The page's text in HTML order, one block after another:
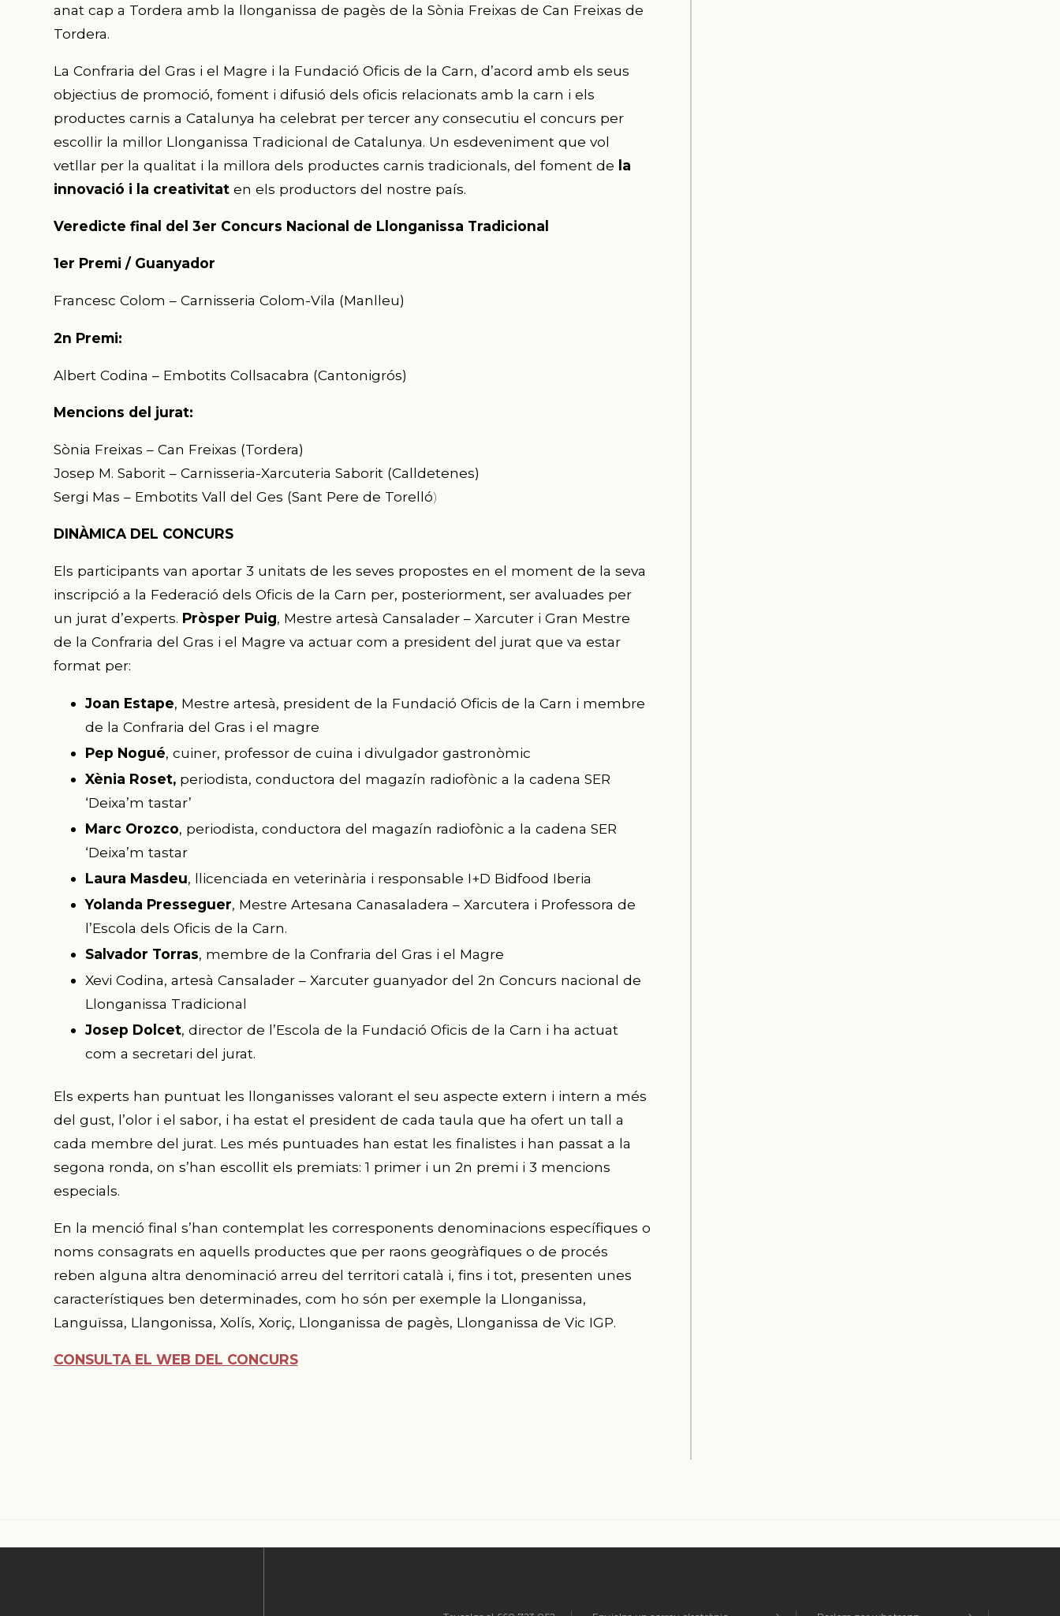
anat cap a Tordera amb la llonganissa de pagès de la Sònia Freixas de Can Freixas de
Tordera.
La Confraria del Gras i el Magre i la Fundació Oficis de la Carn, d’acord amb els seus
objectius de promoció, foment i difusió dels oficis relacionats amb la carn i els
productes carnis a Catalunya ha celebrat per tercer any consecutiu el concurs per
escollir la millor Llonganissa Tradicional de Catalunya. Un esdeveniment que vol
vetllar per la qualitat i la millora dels productes carnis tradicionals, del foment de la
innovació i la creativitaten els productors del nostre país.
Veredicte final del 3er Concurs Nacional de Llonganissa Tradicional
1er Premi / Guanyador
Francesc Colom – Carnisseria Colom-Vila (Manlleu)
2n Premi:
Albert Codina – Embotits Collsacabra (Cantonigrós)
Mencions del jurat:
Sònia Freixas – Can Freixas (Tordera)
Josep M. Saborit – Carnisseria-Xarcuteria Saborit (Calldetenes)
Sergi Mas – Embotits Vall del Ges (Sant Pere de Torelló)
DINÀMICA DEL CONCURS
Els participants van aportar 3 unitats de les seves propostes en el moment de la seva
inscripció a la Federació dels Oficis de la Carn per, posteriorment, ser avaluades per
un jurat d’experts. Pròsper Puig, Mestre artesà Cansalader – Xarcuter i Gran Mestre
de la Confraria del Gras i el Magre va actuar com a president del jurat que va estar
format per:
Joan Estape, Mestre artesà, president de la Fundació Oficis de la Carn i membre
de la Confraria del Gras i el magre
Pep Nogué, cuiner, professor de cuina i divulgador gastronòmic
Xènia Roset,periodista, conductora del magazín radiofònic a la cadena SER
‘Deixa’m tastar’
Marc Orozco, periodista, conductora del magazín radiofònic a la cadena SER
‘Deixa’m tastar
Laura Masdeu, llicenciada en veterinària i responsable I+D Bidfood Iberia
Yolanda Presseguer, Mestre Artesana Canasaladera – Xarcutera i Professora de
l’Escola dels Oficis de la Carn.
Salvador Torras, membre de la Confraria del Gras i el Magre
Xevi Codina, artesà Cansalader – Xarcuter guanyador del 2n Concurs nacional de
Llonganissa Tradicional
Josep Dolcet, director de l’Escola de la Fundació Oficis de la Carn i ha actuat
com a secretari del jurat.
Els experts han puntuat les llonganisses valorant el seu aspecte extern i intern a més
del gust, l’olor i el sabor, i ha estat el president de cada taula que ha ofert un tall a
cada membre del jurat. Les més puntuades han estat les finalistes i han passat a la
segona ronda, on s’han escollit els premiats: 1 primer i un 2n premi i 3 mencions
especials.
En la menció final s’han contemplat les corresponents denominacions específiques o
noms consagrats en aquells productes que per raons geogràfiques o de procés
reben alguna altra denominació arreu del territori català i, fins i tot, presenten unes
característiques ben determinades, com ho són per exemple la Llonganissa,
Languïssa, Llangonissa, Xolís, Xoriç, Llonganissa de pagès, Llonganissa de Vic IGP.
CONSULTA EL WEB DEL CONCURS